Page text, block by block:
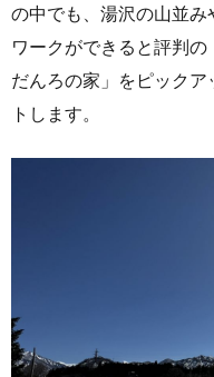
の中でも、湯沢の山並
ワークができると評判
だんろの家」をピック
トします。